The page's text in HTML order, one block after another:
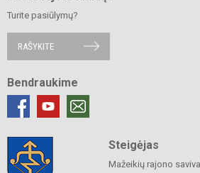
Turite pasiūlymų?
RAŠYKITE
Bendraukime
Steigėjas
Mažeikių rajono